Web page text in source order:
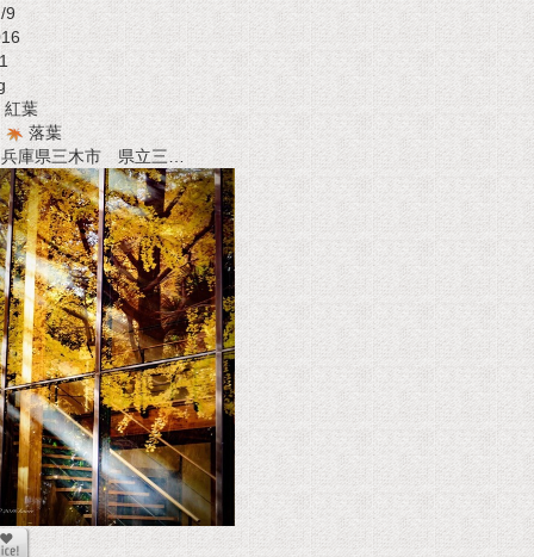
9
1
紅葉
落葉
庫県三木市 県立三…